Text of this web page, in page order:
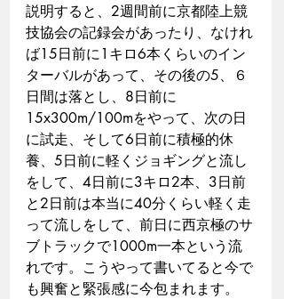
説明すると、2週間前に京都陸上競
技協会の記録会があったり、なけれ
ば15日前に1キロ6本くらいのイン
ターバルがあって、その後の5、６
日間は落とし、8日前に
15x300m/100mをやって、次の日
に試走、そして6日前に積極的休
養、5日前に軽くジョギングと流し
をして、4日前に3キロ2本、3日前
と2日前は本当に40分くらい軽く走
って流しをして、前日に西京極のサ
ブトラックで1000m一本という流
れです。こうやって書いてると今で
も興奮と緊張感に今包まれます。